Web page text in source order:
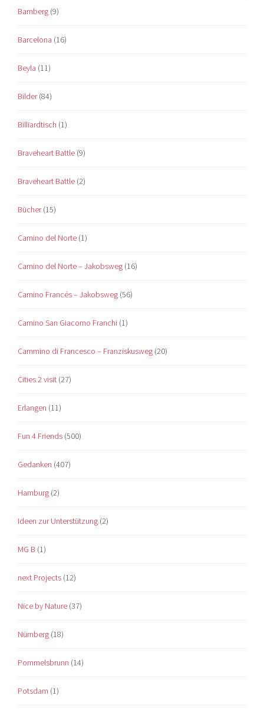
Bamberg (9)
Barcelona (16)
Beyla (11)
Bilder(84)
Billiardtisch (1)
Braveheart Battle (9)
Braveheart Battle (2)
Bücher(15)
Camino del Norte (1)
Camino del Norte – Jakobsweg (16)
Camino Francés – Jakobsweg (56)
Camino San Giacomo Franchi (1)
Cammino di Francesco – Franziskusweg (20)
Cities 2 visit (27)
Erlangen (11)
Fun 4 Friends (500)
Gedanken (407)
Hamburg (2)
Ideen zur Unterstützung (2)
MG B (1)
next Projects (12)
Nice by Nature (37)
Nürnberg (18)
Pommelsbrunn (14)
Potsdam (1)